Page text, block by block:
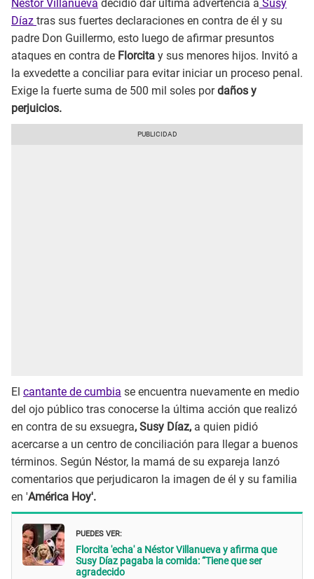
Néstor Villanueva decidió dar última advertencia a Susy
Díaz tras sus fuertes declaraciones en contra de él y su
padre Don Guillermo, esto luego de afirmar presuntos
ataques en contra de Florcita y sus menores hijos. Invitó a
la exvedette a conciliar para evitar iniciar un proceso penal.
Exige la fuerte suma de 500 mil soles pordaños y
perjuicios.
El cantante de cumbia se encuentra nuevamente en medio
del ojo público tras conocerse la última acción que realizó
en contra de su exsuegra, Susy Díaz, a quien pidió
acercarse a un centro de conciliación para llegar a buenos
términos. Según Néstor, la mamá de su expareja lanzó
comentarios que perjudicaron la imagen de él y su familia
en 'América Hoy'.
PUEDES VER:
Florcita 'echa' a Néstor Villanueva y afirma que
Susy Díaz pagaba la comida: “Tiene que ser
agradecido